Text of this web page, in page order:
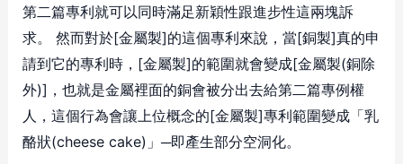
第二篇專利就可以同時滿足新穎性跟進步性這兩塊訴
求。 然而對於[金屬製]的這個專利來說，當[銅製]真的申
請到它的專利時，[金屬製]的範圍就會變成[金屬製(銅除
外)]，也就是金屬裡面的銅會被分出去給第二篇專例權
人，這個行為會讓上位概念的[金屬製]專利範圍變成「乳
酪狀(cheese cake)」─即產生部分空洞化。